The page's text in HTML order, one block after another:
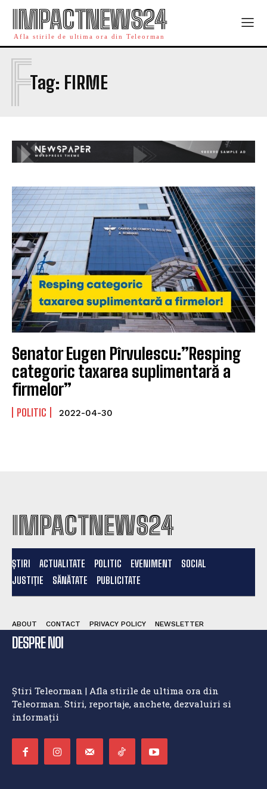
IMPACTNEWS24
Afla stirile de ultima ora din Teleorman
Tag: FIRME
F
Senator Eugen Pîrvulescu:”Resping
categoric taxarea suplimentară a
firmelor”
POLITIC 2022-04-30
IMPACTNEWS24
ȘTIRI ACTUALITATE POLITIC EVENIMENT
SOCIAL
JUSTIȚIE
SĂNĂTATE PUBLICITATE
ABOUT CONTACT PRIVACY POLICY NEWSLETTER
DESPRE NOI
Știri Teleorman | Afla stirile de ultima ora din
Teleorman. Stiri, reportaje, anchete, dezvaluiri si
informații